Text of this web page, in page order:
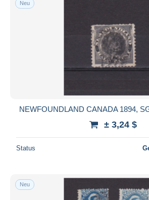
Kostenloser Versand
Banküberweisung
Visa
Bancontact
iDeal
Neu
NEWFOUNDLAND CANADA 1894,
± 3,24 $
Status
Neu